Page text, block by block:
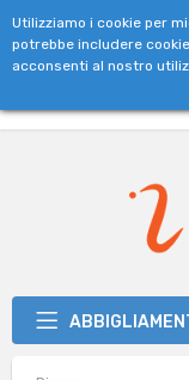
Utilizziamo i cookie per
potrebbe includere
acconsenti al nostro